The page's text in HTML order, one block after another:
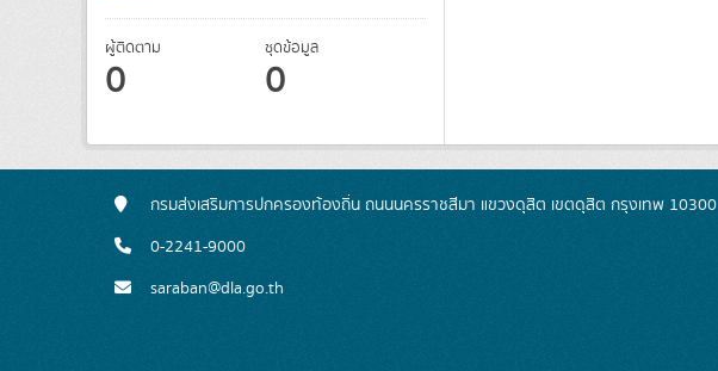
ผู้ติดตาม
0
ชุดข้อมูล
0
กรมส่งเสริมการปกครองท้องถิ่น ถนนนครราชสีมา แขวงดุสิต เขตดุสิต กรุงเทพ 10300
0-2241-9000
saraban@dla.go.th